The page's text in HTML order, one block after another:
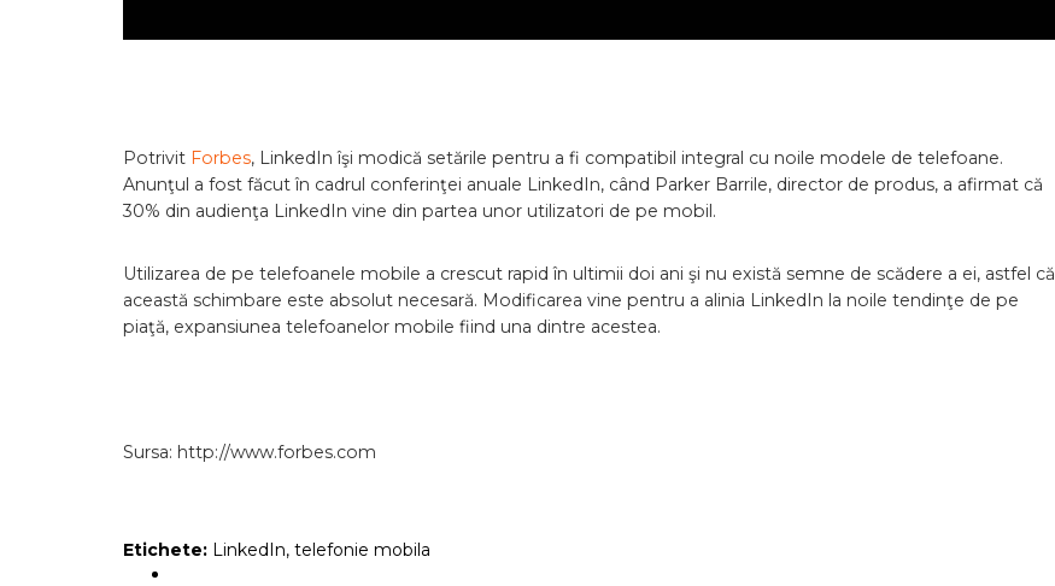
Potrivit Forbes, LinkedIn îşi modică setările pentru a fi compatibil integral cu noile modele de telefoane.
Anunţul a fost făcut în cadrul conferinţei anuale LinkedIn, când Parker Barrile, director de produs, a afirmat că
30% din audienţa LinkedIn vine din partea unor utilizatori de pe mobil.
Utilizarea de pe telefoanele mobile a crescut rapid în ultimii doi ani şi nu există semne de scădere a ei, astfel că
această schimbare este absolut necesară. Modificarea vine pentru a alinia LinkedIn la noile tendinţe de pe
piaţă, expansiunea telefoanelor mobile fiind una dintre acestea.
Sursa: http://www.forbes.com
Etichete: LinkedIn, telefonie mobila